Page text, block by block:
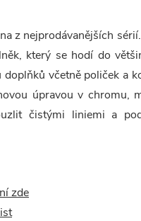
z nejprodávanějších
který se hodí do
včetně poliček a
úpravou v chromu,
čistými liniemi a
zde